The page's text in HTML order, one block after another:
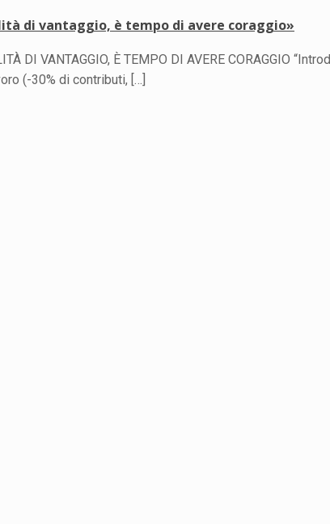
di vantaggio, è tempo di avere coraggio»
DI VANTAGGIO, È TEMPO DI AVERE CORAGGIO
(-30% di contributi, […]